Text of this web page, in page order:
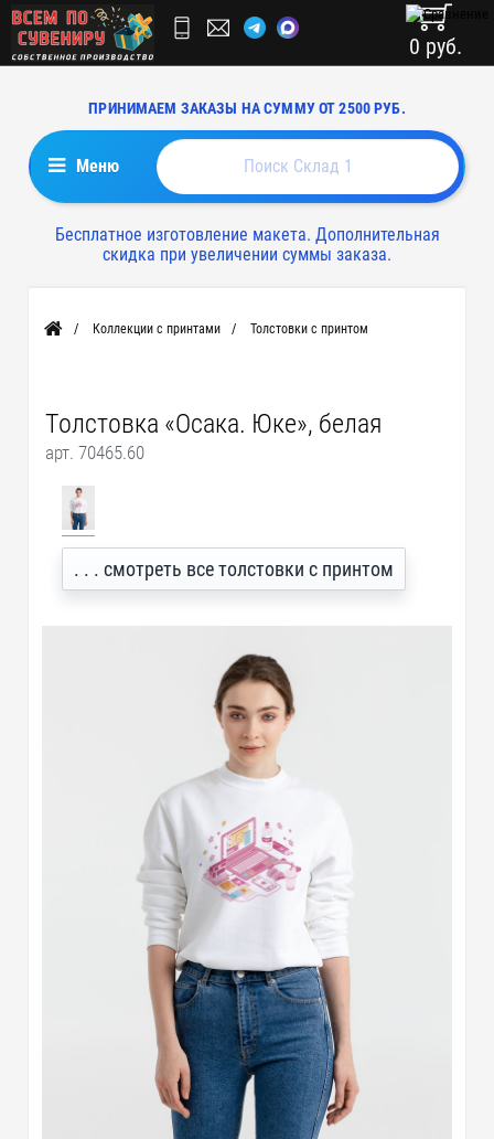
ПРИНИМАЕМ ЗАКАЗЫ НА СУММУ ОТ 2500 РУБ.
0 руб.
Меню
Бесплатное изготовление макета. Дополнительная
скидка при увеличении суммы заказа.
Главная Коллекции с принтами Толстовки с принтом
Толстовка «Осака. Юке», белая
арт. 70465.60
. . . смотреть все толстовки с принтом